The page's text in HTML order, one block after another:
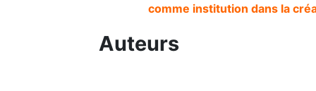
comme institution dans la
Auteurs